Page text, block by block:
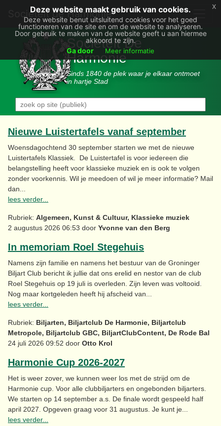
Deze website maakt gebruik van cookies.
Deze website benut uitsluitend cookies voor het goed
functioneren van de site en om de website te analyseren.
Door gebruik te maken van de website geeft u aan hiermee
akkoord te zijn.
Ga door
Meer informatie
x
Societëit de Harmonie
Sociëteit De
Harmonie
Sinds 1840 de plek waar je elkaar ontmoet
in hartje Stad
Nieuwe Luistertafels vanaf september
Woensdagochtend 30 september starten we met de nieuwe
Luistertafels Klassiek. De Luistertafel is voor iedereen die
belangstelling heeft voor klassieke muziek en is ook te volgen
zonder voorkennis. Wil je meedoen of wil je meer informatie? Mail
dan...
lees verder...
Rubriek: Algemeen, Kunst & Cultuur, Klassieke muziek
2 augustus 2026 06:53 door Yvonne van den Berg
In memoriam Roel Stegehuis
Namens zijn familie en namens het bestuur van de Groninger
Biljart Club bericht ik jullie dat ons erelid en nestor van de club
Roel Stegehuis op 19 juli is overleden. Zijn leven was voltooid.
Nog maar kortgeleden heeft hij afscheid van...
lees verder...
Rubriek: Biljarten, Biljartclub De Harmonie, Biljartclub
Metropole, Biljartclub GBC, BiljartClubContent, De Rode Bal
24 juli 2026 09:52 door Otto Krol
Harmonie Cup 2026-2027
Het is weer zover, we kunnen weer los met de strijd om de
Harmonie cup. Voor alle clubbiljarters en ongebonden biljarters.
We starten op 14 september a.s. De finale wordt gespeeld half
april 2027. Opgeven graag voor 31 augustus. Je kunt je...
lees verder...